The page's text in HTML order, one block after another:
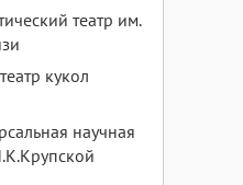
театр им.
кукол
научная